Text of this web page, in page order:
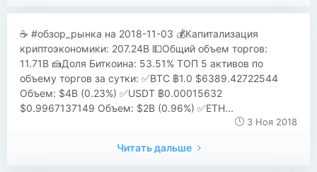
☕ #обзор_рынка на 2018-11-03 💰Капитализация
криптоэкономики: 207.24B 💵Общий объем торгов:
11.71B 🍰Доля Биткоина: 53.51% ТОП 5 активов по
объему торгов за сутки: ✅BTC ฿1.0 $6389.42722544
Объем: $4B (0.23%) ✅USDT ฿0.00015632
$0.9967137149 Объем: $2B (0.96%) ✅ETH...
3 Ноя 2018
Читать дальше